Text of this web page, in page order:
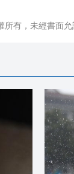
所有，未經書面允